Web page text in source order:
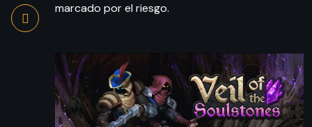
marcado por el riesgo.